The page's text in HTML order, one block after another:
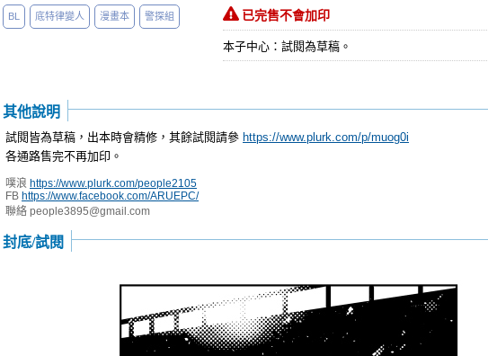
BL 底特律變人 漫畫本 警探組 已完售不會加印
本子中心：試閱為草稿。
其他說明
試閱皆為草稿，出本時會精修，其餘試閱請參 https://www.plurk.com/p/muog0i
各通路售完不再加印。
噗浪 https://www.plurk.com/people2105
FB https://www.facebook.com/ARUEPC/
聯絡 people3895@gmail.com
封底/試閱